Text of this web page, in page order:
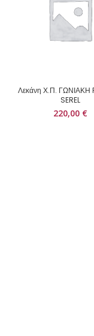
Λεκάνη Χ.Π. ΓΩΝΙΑΚΗ
SEREL
220,00 €